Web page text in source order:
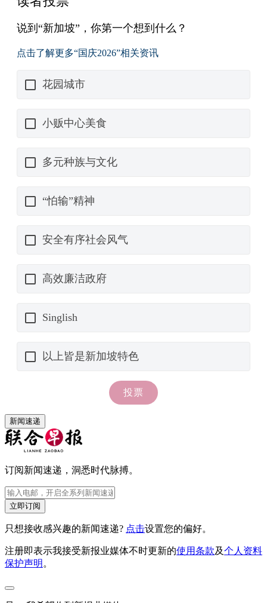
新闻速递
订阅新闻速递，洞悉时代脉搏。
立即订阅
只想接收感兴趣的新闻速递? 点击设置您的偏好。
注册即表示我接受新报业媒体不时更新的使用条款及个人资料
保护声明。